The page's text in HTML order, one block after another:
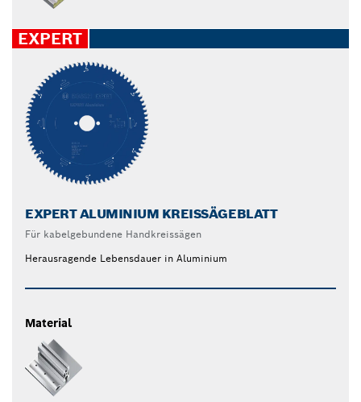
EXPERT
EXPERT ALUMINIUM KREISSÄGEBLATT
Für kabelgebundene Handkreissägen
Herausragende Lebensdauer in Aluminium
Material